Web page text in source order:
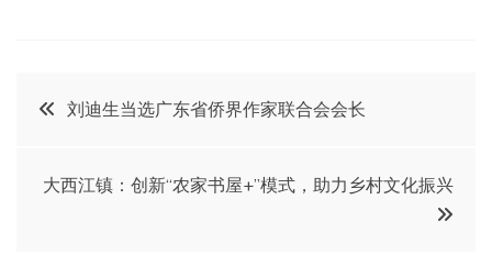
文
刘迪生当选广东省侨界作家联合会会长
大西江镇：创新“农家书屋+”模式，助力乡村文化振兴